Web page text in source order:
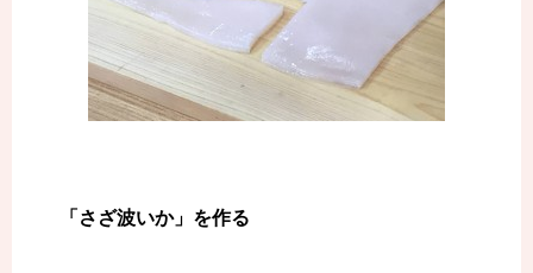
「さざ波いか」を作る